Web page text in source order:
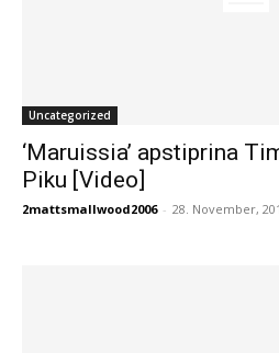
Uncategorized
‘Maruissia’ apstiprina
Piku [Video]
2mattsmallwood2006 - 28. November,